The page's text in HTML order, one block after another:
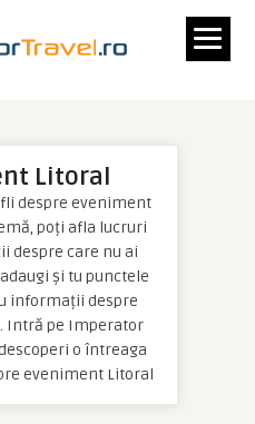
Litoral
despre eveniment
poți afla lucruri
despre care nu ai
și tu punctele
informații despre
Intră pe Imperator
o întreaga
eveniment Litoral